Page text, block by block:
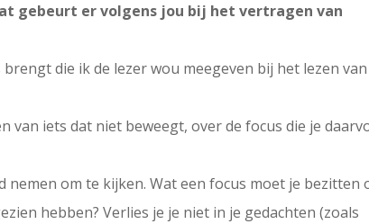
gebeurt er volgens jou bij het vertragen van
die ik de lezer wou meegeven bij het lezen van
iets dat niet beweegt, over de focus die je
om te kijken. Wat een focus moet je bezitten
hebben? Verlies je je niet in je gedachten (zoals